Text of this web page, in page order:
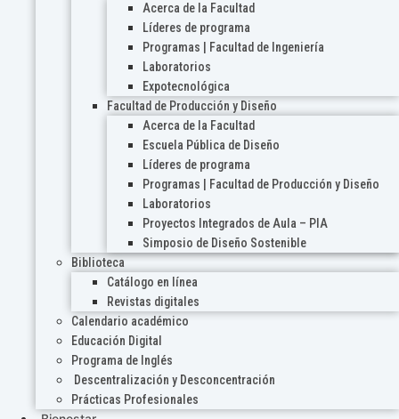
Acerca de la Facultad
Líderes de programa
Programas | Facultad de Ingeniería
Laboratorios
Expotecnológica
Facultad de Producción y Diseño
Acerca de la Facultad
Escuela Pública de Diseño
Líderes de programa
Programas | Facultad de Producción y Diseño
Laboratorios
Proyectos Integrados de Aula – PIA
Simposio de Diseño Sostenible
Biblioteca
Catálogo en línea
Revistas digitales
Calendario académico
Educación Digital
Programa de Inglés
Descentralización y Desconcentración
Prácticas Profesionales